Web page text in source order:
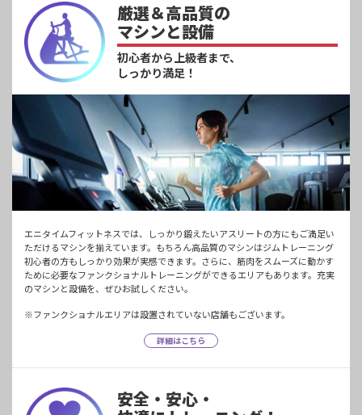
厳選＆高品質の
マシンと設備
初心者から上級者まで、
しっかり満足！
エニタイムフィットネスでは、しっかり鍛えたいアスリートの方にもご満足い
ただけるマシンを揃えています。もちろん高品質のマシンはジムトレーニング
初心者の方もしっかり効果が実感できます。さらに、筋肉をスムーズに動かす
ために必要なファンクショナルトレーニングができるエリアもあります。充実
のマシンと設備を、ぜひお試しください。
※ファンクショナルエリアは設置されていない店舗もございます。
詳細はこちら
安全・安心・